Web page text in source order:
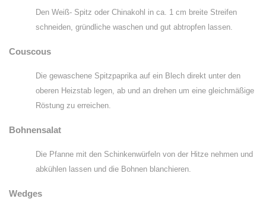
Den Weiß- Spitz oder Chinakohl in ca. 1 cm breite Streifen
schneiden, gründliche waschen und gut abtropfen lassen.
Couscous
Die gewaschene Spitzpaprika auf ein Blech direkt unter den
oberen Heizstab legen, ab und an drehen um eine gleichmäßige
Röstung zu erreichen.
Bohnensalat
Die Pfanne mit den Schinkenwürfeln von der Hitze nehmen und
abkühlen lassen und die Bohnen blanchieren.
Wedges